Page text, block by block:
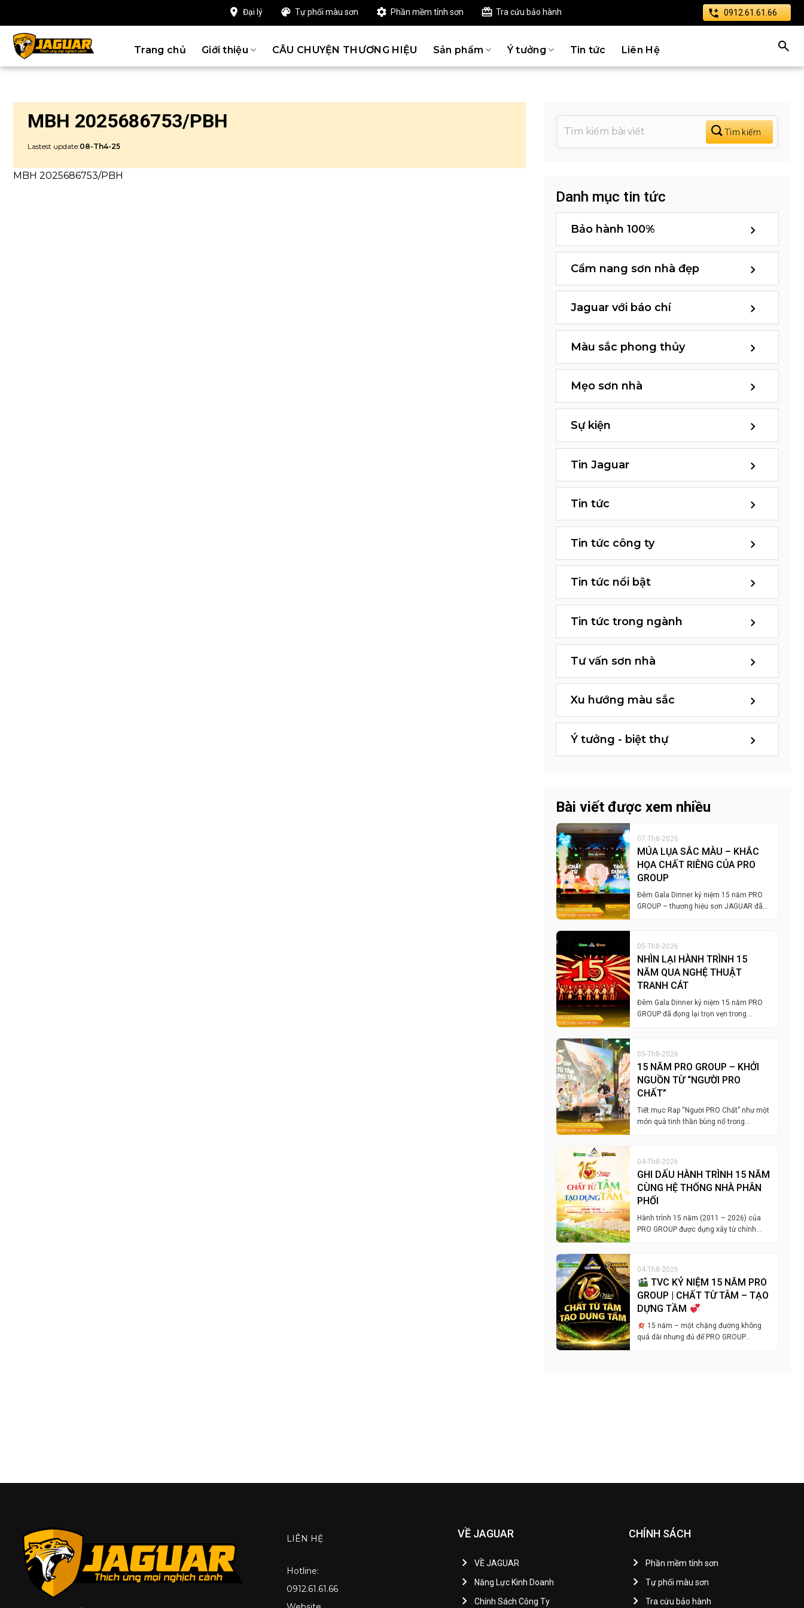
dung
Đại lý Tự phối màu sơn Phần mềm tính sơn Tra cứu bảo hành 0912.61.61.66
Trang chủ Giới thiệu CÂU CHUYỆN THƯƠNG HIỆU Sản phẩm Ý tưởng Tin tức Liên Hệ
MBH 2025686753/PBH
Lastest update:08-Th4-25
MBH 2025686753/PBH
Danh mục tin tức
Bảo hành 100%
Cẩm nang sơn nhà đẹp
Jaguar với báo chí
Màu sắc phong thủy
Mẹo sơn nhà
Sự kiện
Tin Jaguar
Tin tức
Tin tức công ty
Tin tức nổi bật
Tin tức trong ngành
Tư vấn sơn nhà
Xu hướng màu sắc
Ý tưởng - biệt thự
Bài viết được xem nhiều
07-Th8-2026
MÚA LỤA SẮC MÀU – KHẮC
HỌA CHẤT RIÊNG CỦA PRO
GROUP
Đêm Gala Dinner kỷ niệm 15 năm PRO
GROUP – thương hiệu sơn JAGUAR đã…
05-Th8-2026
NHÌN LẠI HÀNH TRÌNH 15
NĂM QUA NGHỆ THUẬT
TRANH CÁT
Đêm Gala Dinner kỷ niệm 15 năm PRO
GROUP đã đọng lại trọn vẹn trong…
05-Th8-2026
15 NĂM PRO GROUP – KHỞI
NGUỒN TỪ “NGƯỜI PRO
CHẤT”
Tiết mục Rap “Người PRO Chất” như một
món quà tinh thần bùng nổ trong…
04-Th8-2026
GHI DẤU HÀNH TRÌNH 15 NĂM
CÙNG HỆ THỐNG NHÀ PHÂN
PHỐI
Hành trình 15 năm (2011 – 2026) của
PRO GROUP được dựng xây từ chính…
04-Th8-2026
TVC KỶ NIỆM 15 NĂM PRO
GROUP | CHẤT TỪ TÂM – TẠO
DỰNG TẦM
15 năm – một chặng đường không
quá dài nhưng đủ để PRO GROUP…
LIÊN HỆ
Hotline:
0912.61.61.66
VỀ JAGUAR
VỀ JAGUAR
Năng Lực Kinh Doanh
Chính Sách Công Ty
CHÍNH SÁCH
Phần mềm tính sơn
Tự phối màu sơn
Tra cứu bảo hành